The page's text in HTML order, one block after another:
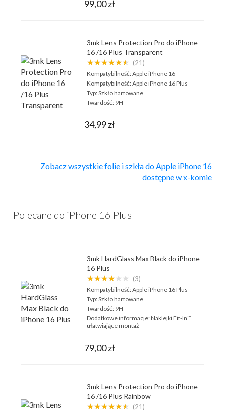
99,00 zł
3mk Lens Protection Pro do iPhone
16 /16 Plus Transparent
★★★★★★ (21)
Kompatybilność:Apple iPhone 16
Kompatybilność:Apple iPhone 16 Plus
Typ:Szkło hartowane
Twardość: 9H
34,99 zł
Zobacz wszystkie folie i szkła do Apple iPhone 16
dostępne w x-komie
Polecane do iPhone 16 Plus
3mk HardGlass Max Black do iPhone
16 Plus
★★★★★★ (3)
Kompatybilność:Apple iPhone 16 Plus
Typ:Szkło hartowane
Twardość: 9H
Dodatkowe informacje:Naklejki Fit-In™
ułatwiające montaż
79,00 zł
3mk Lens Protection Pro do iPhone
16 /16 Plus Rainbow
★★★★★★ (21)